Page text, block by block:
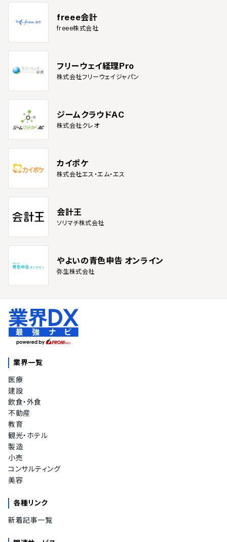
経費精算機能
マイナンバー管理機能
法人設立支援機能
会社設立書類の提供
月次での帳簿作成
年次での帳簿作成
四半期での帳簿作成
国税電子申告（e-TAX）対応
確定申告に対応（個人）
消費税申告に対応
確定申告に対応（法人）
外国通貨対応
米ドル
日本円
台湾ドル
欧州ユーロ
英ポンド
カナダドル
メキシコ・ペソ
インド・ルピー
ベトナム・ドン
会計基準
日本会計基準
IFRS（国際会計基準）
社会福祉法人会計基準
データ移行作業
無償で移行代行
マニュアルにてユーザー対応
予算管理機能
freee会計
freee株式会社
フリーウェイ経理Pro
株式会社フリーウェイジャパン
ジームクラウドAC
株式会社クレオ
カイポケ
株式会社エス・エム・エス
会計王
ソリマチ株式会社
やよいの青色申告 オンライン
弥生株式会社
業界一覧
医療
建設
飲食・外食
不動産
教育
観光・ホテル
製造
小売
コンサルティング
美容
各種リンク
新着記事一覧